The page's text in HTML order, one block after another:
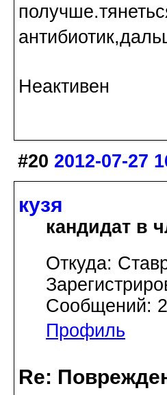
Неактивен
#20 2012-07-27
кузя
кандидат в
Откуда:
Сообщений:
Профиль
Re: